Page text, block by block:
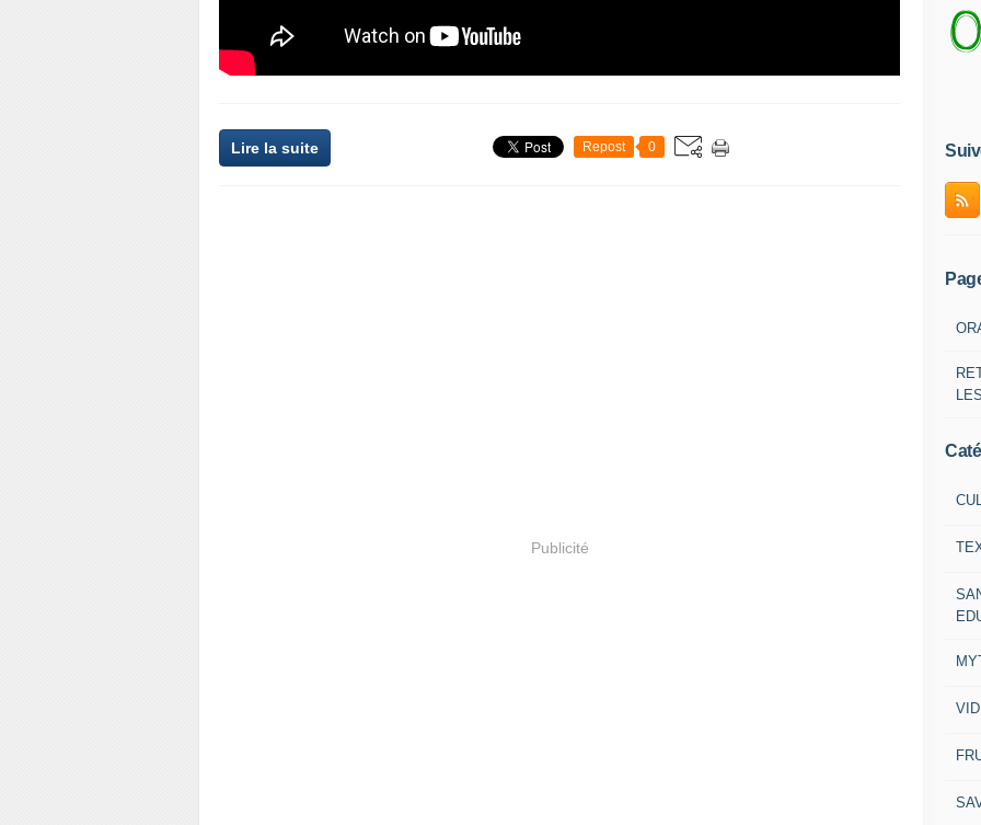
Lire la suite Repost 0
Publicité